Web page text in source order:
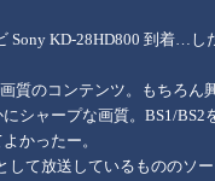
Sony KD-28HD800 到着…
質のコンテンツ。もちろ
シャープな画質。BS1/
かったー。
して放送しているもののソ